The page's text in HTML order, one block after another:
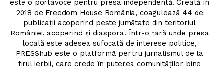
Proiecte editoriale
Rețea
Contact
este o portavoce pentru presa independentă. Creată în
2018 de Freedom House România, coagulează 44 de
publicații acoperind peste jumătate din teritoriul
României, acoperind și diaspora. Într-o țară unde presa
locală este adesea sufocată de interese politice,
PRESShub este o platformă pentru jurnalismul de la
firul ierbii, care crede în puterea comunităților bine